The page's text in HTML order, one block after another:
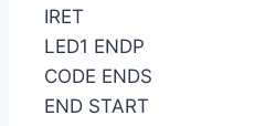
IRET
LED1 ENDP
CODE ENDS
END START